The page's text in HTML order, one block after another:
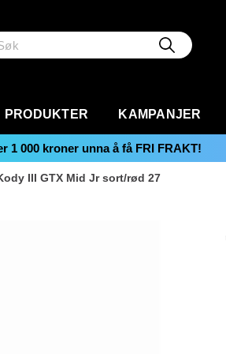
PRODUKTER KAMPANJER
1 000 kroner unna å få FRI FRAKT!
III GTX Mid Jr sort/rød 27